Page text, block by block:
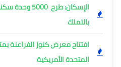
الإسكان: طرح
بالتملك
افتتاح معرض كنوز الفراعنة
المتحدة الأمريكية